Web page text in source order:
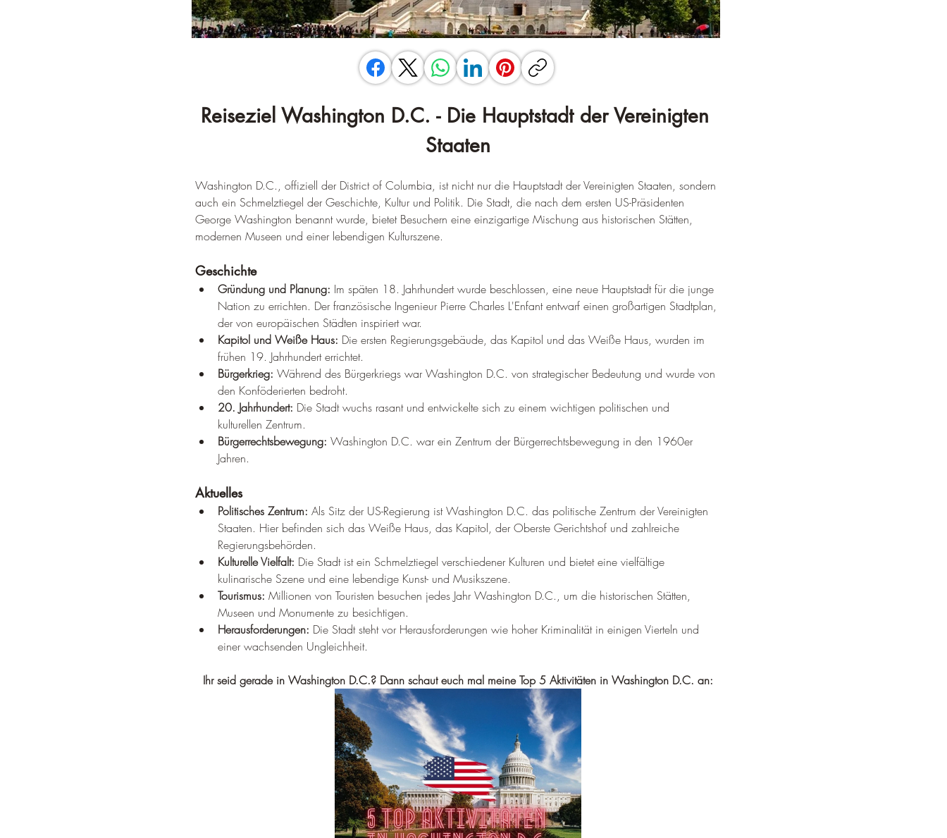
–¡
Reiseziel Washington D.C. - Die Hauptstadt der Vereinigten
Staaten
Washington D.C., offiziell der District of Columbia, ist nicht nur die Hauptstadt der Vereinigten Staaten, sondern
auch ein Schmelztiegel der Geschichte, Kultur und Politik. Die Stadt, die nach dem ersten US-Präsidenten
George Washington benannt wurde, bietet Besuchern eine einzigartige Mischung aus historischen Stätten,
modernen Museen und einer lebendigen Kulturszene.
Geschichte
Gründung und Planung: Im späten 18. Jahrhundert wurde beschlossen, eine neue Hauptstadt für die junge
Nation zu errichten. Der französische Ingenieur Pierre Charles L'Enfant entwarf einen großartigen Stadtplan,
der von europäischen Städten inspiriert war.
Kapitol und Weiße Haus: Die ersten Regierungsgebäude, das Kapitol und das Weiße Haus, wurden im
frühen 19. Jahrhundert errichtet.
Bürgerkrieg: Während des Bürgerkriegs war Washington D.C. von strategischer Bedeutung und wurde von
den Konföderierten bedroht.
20. Jahrhundert: Die Stadt wuchs rasant und entwickelte sich zu einem wichtigen politischen und
kulturellen Zentrum.
Bürgerrechtsbewegung: Washington D.C. war ein Zentrum der Bürgerrechtsbewegung in den 1960er
Jahren.
Aktuelles
Politisches Zentrum: Als Sitz der US-Regierung ist Washington D.C. das politische Zentrum der Vereinigten
Staaten. Hier befinden sich das Weiße Haus, das Kapitol, der Oberste Gerichtshof und zahlreiche
Regierungsbehörden.
Kulturelle Vielfalt: Die Stadt ist ein Schmelztiegel verschiedener Kulturen und bietet eine vielfältige
kulinarische Szene und eine lebendige Kunst- und Musikszene.
Tourismus: Millionen von Touristen besuchen jedes Jahr Washington D.C., um die historischen Stätten,
Museen und Monumente zu besichtigen.
Herausforderungen: Die Stadt steht vor Herausforderungen wie hoher Kriminalität in einigen Vierteln und
einer wachsenden Ungleichheit.
Ihr seid gerade in Washington D.C.? Dann schaut euch mal meine Top 5 Aktivitäten in Washington D.C. an: